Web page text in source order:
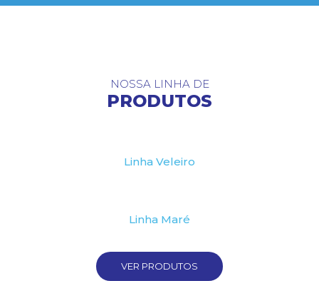
NOSSA LINHA DE
PRODUTOS
Linha Veleiro
Linha Maré
VER PRODUTOS